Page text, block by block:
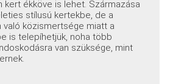
kert ékköve is lehet. Származása
stílusú kertekbe, de a
való közismertsége miatt a
is telepíhetjük, noha több
van szüksége, mint